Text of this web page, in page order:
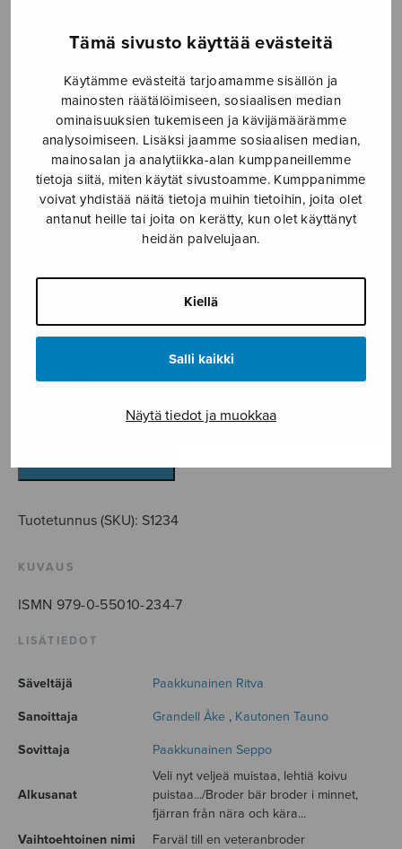
Tämä sivusto käyttää evästeitä
Käytämme evästeitä tarjoamamme sisällön ja
mainosten räätälöimiseen, sosiaalisen median
ominaisuuksien tukemiseen ja kävijämäärämme
analysoimiseen. Lisäksi jaamme sosiaalisen median,
mainosalan ja analytiikka-alan kumppaneillemme
tietoja siitä, miten käytät sivustoamme. Kumppanimme
voivat yhdistää näitä tietoja muihin tietoihin, joita olet
antanut heille tai joita on kerätty, kun olet käyttänyt
heidän palvelujaan.
Kiellä
Salli kaikki
Näytä tiedot ja muokkaa
veteraaniveljelle
veteraaniveljelle
Paakkunainen Ritva
määrä
Tuotetunnus (SKU): S1234
KUVAUS
ISMN 979-0-55010-234-7
LISÄTIEDOT
Säveltäjä Paakkunainen Ritva
Sanoittaja Grandell Åke , Kautonen Tauno
Sovittaja Paakkunainen Seppo
Alkusanat
Veli nyt veljeä muistaa, lehtiä koivu
puistaa.../Broder bär broder i minnet,
fjärran från nära och kära...
Vaihtoehtoinen nimi
Farväl till en veteranbroder